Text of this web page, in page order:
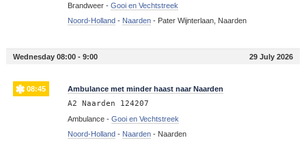
Brandweer - Gooi en Vechtstreek
Noord-Holland- Naarden- Pater Wijnterlaan, Naarden
Wednesday 08:00 - 9:00 29 July 2026
08:45 Ambulance met minder haast naar Naarden
A2 Naarden 124207
Ambulance - Gooi en Vechtstreek
Noord-Holland- Naarden- Naarden